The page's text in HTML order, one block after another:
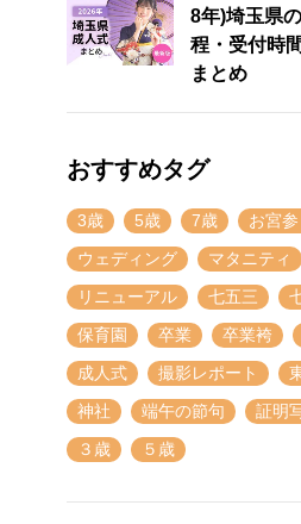
8年)埼玉県
程・受付時
まとめ
おすすめタグ
3歳 5歳 7歳
お宮参
ウェディング
マタニティ
リニューアル
七五三
保育園
卒業 卒業袴
成人式
撮影レポート
神社
端午の節句 証明
３歳
５歳